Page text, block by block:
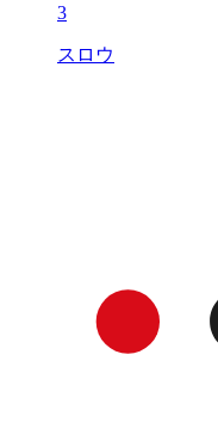
3
スロウ